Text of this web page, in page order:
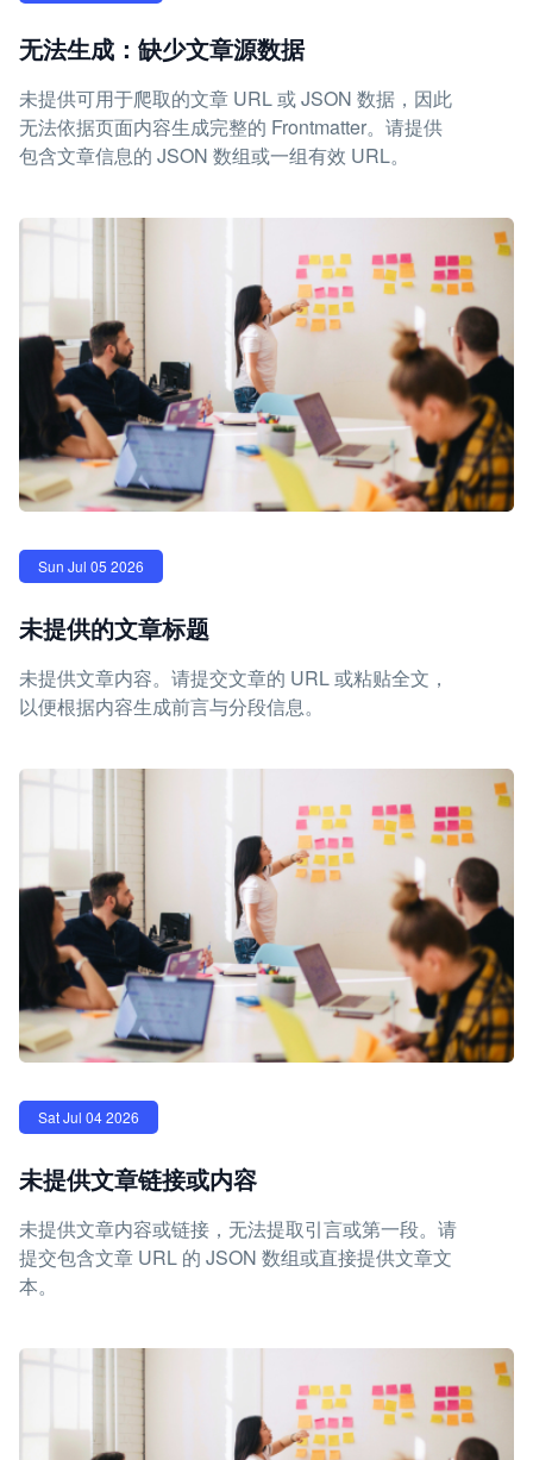
无法生成：缺少文章源数据
未提供可用于爬取的文章 URL 或 JSON 数据，因此
无法依据页面内容生成完整的 Frontmatter。请提供
包含文章信息的 JSON 数组或一组有效 URL。
Sun Jul 05 2026
未提供的文章标题
未提供文章内容。请提交文章的 URL 或粘贴全文，
以便根据内容生成前言与分段信息。
Sat Jul 04 2026
未提供文章链接或内容
未提供文章内容或链接，无法提取引言或第一段。请
提交包含文章 URL 的 JSON 数组或直接提供文章文
本。